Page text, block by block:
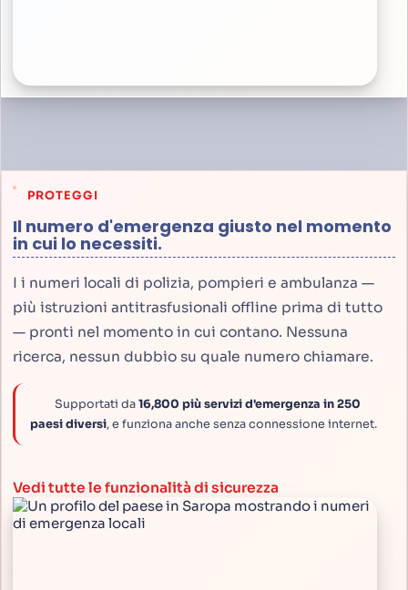
PROTEGGI
Il numero d'emergenza giusto nel momento
in cui lo necessiti.
I i numeri locali di polizia, pompieri e ambulanza —
più istruzioni antitrasfusionali offline prima di tutto
— pronti nel momento in cui contano. Nessuna
ricerca, nessun dubbio su quale numero chiamare.
Supportati da16,800 più servizi d'emergenza in 250
paesi diversi, e funziona anche senza connessione internet.
Vedi tutte le funzionalità di sicurezza